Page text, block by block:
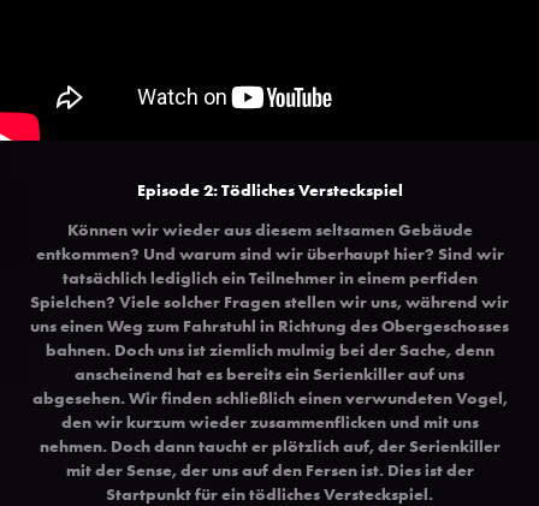
Episode 2: Tödliches Versteckspiel
Können wir wieder aus diesem seltsamen Gebäude
entkommen? Und warum sind wir überhaupt hier? Sind wir
tatsächlich lediglich ein Teilnehmer in einem perfiden
Spielchen? Viele solcher Fragen stellen wir uns, während wir
uns einen Weg zum Fahrstuhl in Richtung des Obergeschosses
bahnen. Doch uns ist ziemlich mulmig bei der Sache, denn
anscheinend hat es bereits ein Serienkiller auf uns
abgesehen. Wir finden schließlich einen verwundeten Vogel,
den wir kurzum wieder zusammenflicken und mit uns
nehmen. Doch dann taucht er plötzlich auf, der Serienkiller
mit der Sense, der uns auf den Fersen ist. Dies ist der
Startpunkt für ein tödliches Versteckspiel.